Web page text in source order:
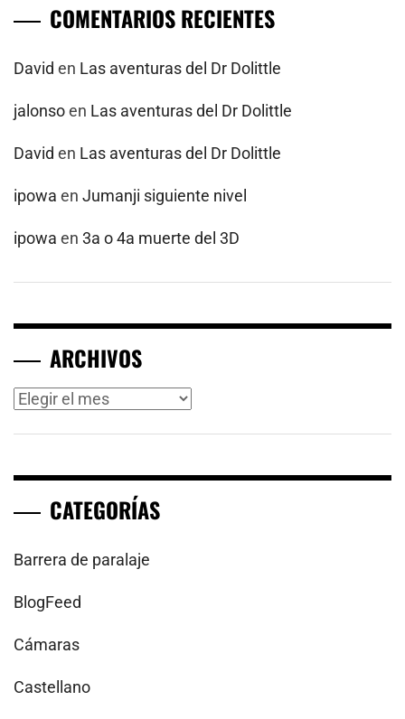
COMENTARIOS RECIENTES
David en Las aventuras del Dr Dolittle
jalonsoen Las aventuras del Dr Dolittle
David en Las aventuras del Dr Dolittle
ipowa en Jumanji siguiente nivel
ipowa en 3a o 4a muerte del 3D
ARCHIVOS
Archivos
CATEGORÍAS
Barrera de paralaje
BlogFeed
Cámaras
Castellano